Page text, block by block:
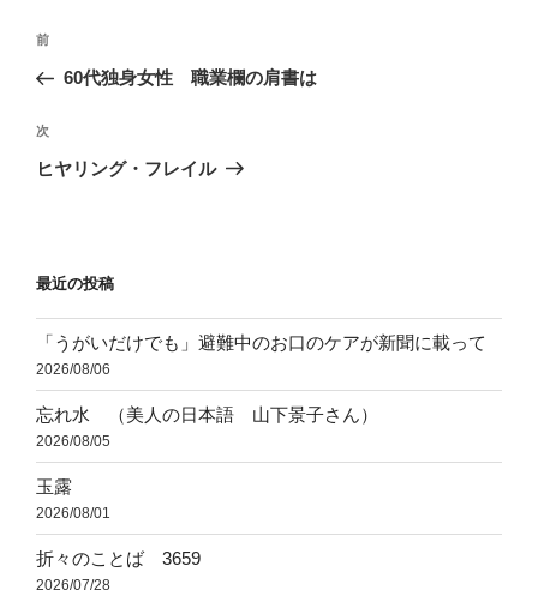
投
ナ
ビ
ゲ
ン
前
の
稿
前
60代独身女性 職業欄の肩書は
次
の
次
ヒヤリング・フレイル
最近の投稿
「うがいだけでも」避難中のお口のケアが新聞に載って
2026/08/06
忘れ水 （美人の日本語 山下景子さん）
2026/08/05
玉露
2026/08/01
折々のことば 3659
2026/07/28